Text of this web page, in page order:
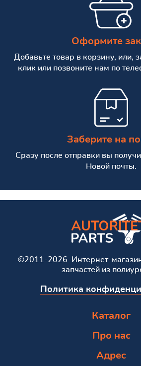
Оформите
Добавьте товар в корзину, или,
клик или позвоните нам по
Заберите на
Сразу после отправки вы
Новой почты.
©2011-2026 Интернет-
запчастей из
Политика
Каталог
Про нас
Адрес